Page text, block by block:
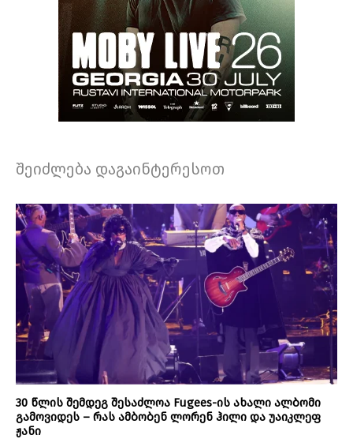
შეიძლება დაგაინტერესოთ
30 წლის შემდეგ შესაძლოა Fugees-ის ახალი ალბომი
გამოვიდეს – რას ამბობენ ლორენ ჰილი და უაიკლეფ
ჟანი